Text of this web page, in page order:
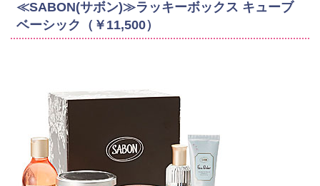
≪SABON(サボン)≫ラッキーボックス キューブ
ベーシック（￥11,500）